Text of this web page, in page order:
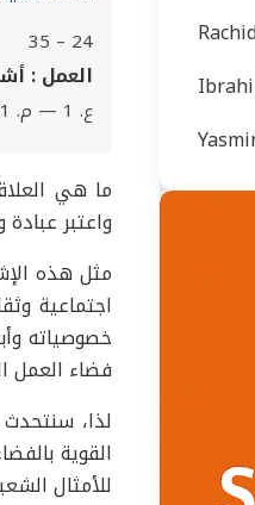
24 – 35
العمل :
ع. 1 — م. 01 — 30/04/1997
ما هي
واعتبر
مثل هذه
اجتماعية
خصوصياته
فضاء العمل
لذا،
القوية
للأمثال